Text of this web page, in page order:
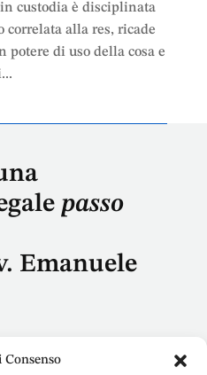
Consenso
custodia è disciplinata
correlata alla res, ricade
potere di uso della cosa e
passo
Emanuele